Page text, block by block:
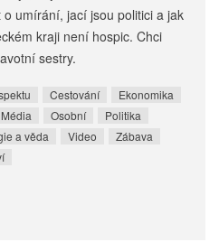
umírání, jací jsou politici a jak
kraji není hospic. Chci
sestry.
Cestování
Ekonomika
Média Osobní
Politika
a věda Video
Zábava